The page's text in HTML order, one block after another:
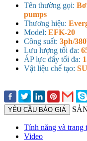
Tên thường gọi:
pumps
Thương hiệu:
Model: EFK-20
Công suất: 3ph/
Lưu lượng tối đa:
ÁP lực đẩy tối đa:
Vật liệu chế tạo:
YÊU CẦU BÁO GIÁ
Tính năng và trang
Video